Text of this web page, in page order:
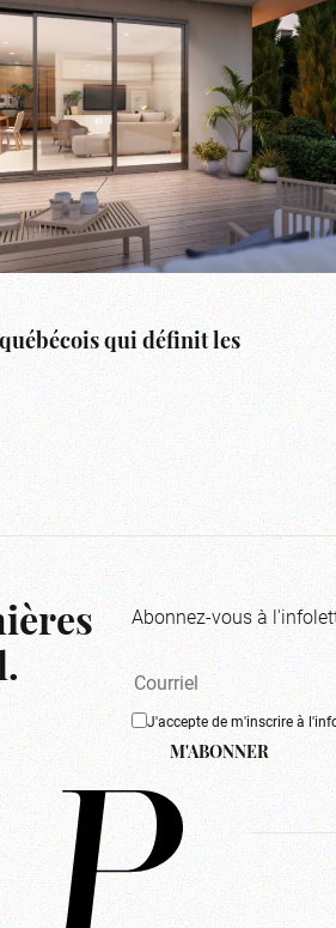
qui définit les
Abonnez-vous à
J'accepte de m'inscrire à
M'ABONNER